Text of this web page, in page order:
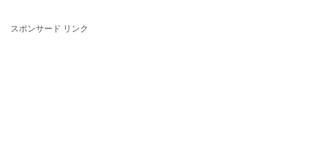
スポンサード リンク